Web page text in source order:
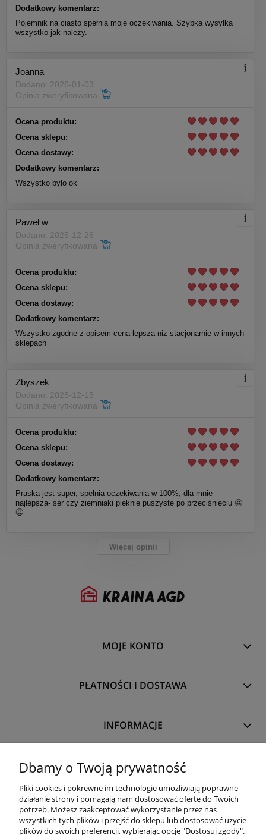
Dodatkowy komentarz:
Pojemnik na ciasto spełnia moje oczekiwania. Szybka wysyłka
wszystko jak należy.
Joanna
Dodano: 2026-01-03
Opinia zweryfikowana
Ocena produktu:
Ocena sklepu:
Ocena dostawy:
Dodatkowy komentarz:
Wszystko było ok
Paweł w
Dodano: 2025-12-26
Opinia zweryfikowana
Ocena produktu:
Ocena sklepu:
Ocena dostawy:
Dodatkowy komentarz:
Wszystko zgodne z opisem cena lepsza niż stacjonarnie w innych
sklepach
Zbyszek
Dodano: 2025-12-15
Opinia zweryfikowana
Ocena produktu:
Ocena sklepu:
Ocena dostawy:
Dodatkowy komentarz:
Praska jest super, spełnia oczekiwania w 100%, dla mnie
najlepsza- ser czy ziemniaki pięknie puszyste po przeciśnięciu 🤩
😀
Więcej opinii
MOJE KONTO
PŁATNOŚCI I DOSTAWA
INFORMACJE
O NAS
Dbamy o Twoją prywatność
Pliki cookies i pokrewne im technologie umożliwiają poprawne
działanie strony i pomagają nam dostosować ofertę do Twoich
potrzeb. Możesz zaakceptować wykorzystanie przez nas
wszystkich tych plików i przejść do sklepu lub dostosować użycie
plików do swoich preferencji, wybierając opcję "Dostosuj zgody".